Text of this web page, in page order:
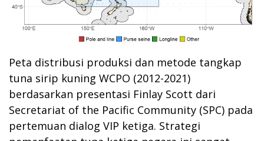
Peta distribusi produksi dan metode tangkap
tuna sirip kuning WCPO (2012-2021)
berdasarkan presentasi Finlay Scott dari
Secretariat of the Pacific Community (SPC) pada
pertemuan dialog VIP ketiga. Strategi